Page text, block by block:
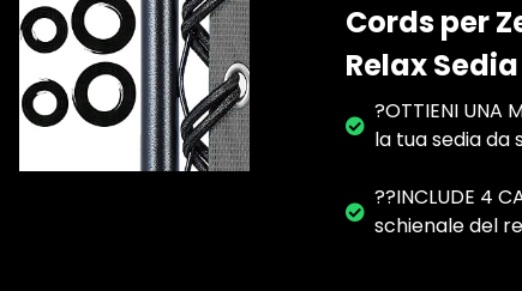
Cords per
Relax
?OTTIENI UNA
la tua sedia da
??INCLUDE 4
schienale del